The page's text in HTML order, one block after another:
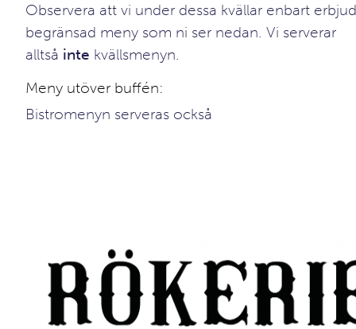
Observera att vi under dessa kvällar enbart
begränsad meny som ni ser nedan. Vi serverar
alltså inte kvällsmenyn.
Meny utöver buffén:
Bistromenyn serveras också